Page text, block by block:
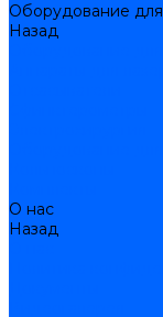
Оборудование
Назад
О нас
Назад